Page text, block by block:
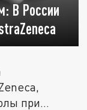
В России
при